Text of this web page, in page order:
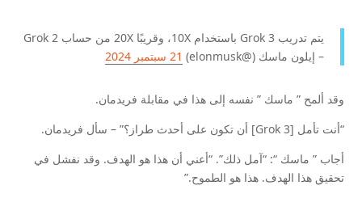
يتم تدريب Grok 3 باستخدام 10X، وقريبًا 20X من حساب Grok 2
– إيلون ماسك (@elonmusk)
21 سبتمبر 2024
وقد ألمح ” ماسك ” نفسه إلى هذا في مقابلة فريدمان.
“أنت تأمل [Grok 3] أن تكون على أحدث طراز؟” – سأل فريدمان.
أجاب ” ماسك “: “آمل ذلك”. “أعني أن هذا هو الهدف. وقد نفشل في
تحقيق هذا الهدف. هذا هو الطموح.”